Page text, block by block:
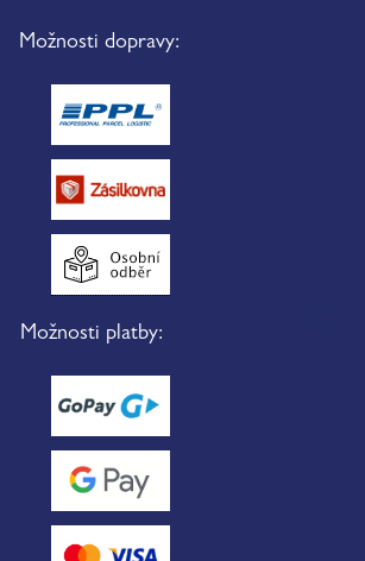
Možnosti dopravy:
Možnosti platby: